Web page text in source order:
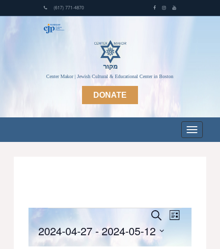
(617) 771-4870
Center Makor | Jewish Cultural & Educational Center in Boston
DONATE
Events
Events
Search
SearchEvent
Views
List
2024-04-27 - 2024-05-12
Select